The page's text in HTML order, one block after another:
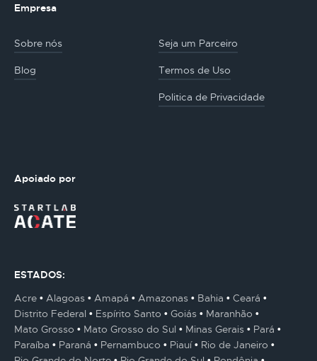
Empresa
Sobre nós Seja um Parceiro
Blog Termos de Uso
Politica de Privacidade
Apoiado por
ESTADOS:
Acre
Alagoas Amapá Amazonas Bahia
Ceará
Distrito Federal
Espírito Santo Goiás
Maranhão
Mato Grosso
Mato Grosso do Sul Minas Gerais
Pará
Paraíba
Paraná Pernambuco Piauí
Rio de Janeiro